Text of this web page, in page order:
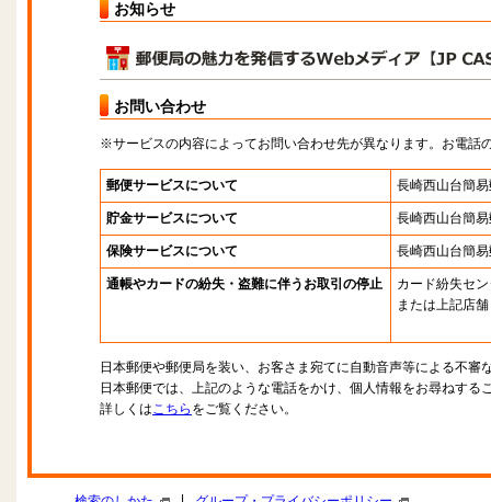
お知らせ
お問い合わせ
※サービスの内容によってお問い合わせ先が異なります。お電話
郵便サービスについて 長崎西山台簡
貯金サービスについて 長崎西山台簡
保険サービスについて 長崎西山台簡
通帳やカードの紛失・盗難に伴うお取引の停止
カード紛失セ
または上記店舗
日本郵便や郵便局を装い、お客さま宛てに自動音声等による不審
日本郵便では、上記のような電話をかけ、個人情報をお尋ねする
詳しくはこちら をご覧ください。